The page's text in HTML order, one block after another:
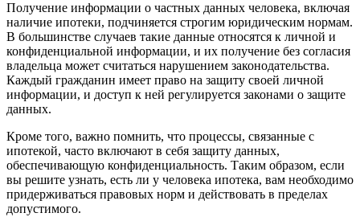
Получение информации о частных данных человека, включая
наличие ипотеки, подчиняется строгим юридическим нормам.
В большинстве случаев такие данные относятся к личной и
конфиденциальной информации, и их получение без согласия
владельца может считаться нарушением законодательства.
Каждый гражданин имеет право на защиту своей личной
информации, и доступ к ней регулируется законами о защите
данных.
Кроме того, важно помнить, что процессы, связанные с
ипотекой, часто включают в себя защиту данных,
обеспечивающую конфиденциальность. Таким образом, если
вы решите узнать, есть ли у человека ипотека, вам необходимо
придерживаться правовых норм и действовать в пределах
допустимого.